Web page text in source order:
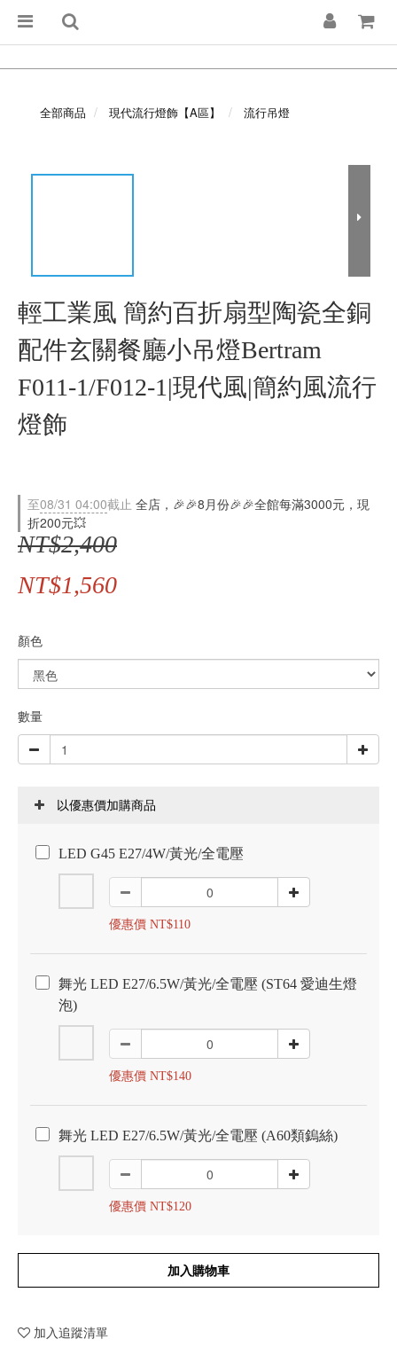
全部商品 現代流行燈飾【A區】 流行吊燈
輕工業風 簡約百折扇型陶瓷全銅
配件玄關餐廳小吊燈Bertram
F011-1/F012-1|現代風|簡約風流行
燈飾
至08/31 04:00截止 全店，🎉🎉8月份🎉🎉全館每滿3000元，現
折200元💥
NT$2,400
NT$1,560
顏色
數量
以優惠價加購商品
LED G45 E27/4W/黃光/全電壓
優惠價 NT$110
舞光 LED E27/6.5W/黃光/全電壓 (ST64 愛迪生燈
泡)
優惠價 NT$140
舞光 LED E27/6.5W/黃光/全電壓 (A60類鎢絲)
優惠價 NT$120
加入購物車
加入追蹤清單